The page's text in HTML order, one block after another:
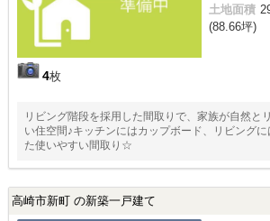
4枚
土地面積
(88.66坪)
リビング階段を採用した間取りで、家族が自然と
い住空間♪キッチンにはカップボード、リビング
た使いやすい間取り☆
高崎市新町 の新築一戸建て